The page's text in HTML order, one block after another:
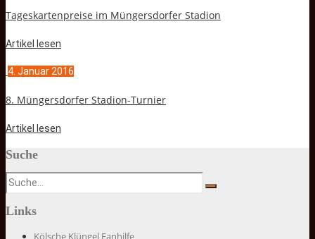
Tageskartenpreise im Müngersdorfer Stadion
Artikel lesen
4. Januar 2016
8. Müngersdorfer Stadion-Turnier
Artikel lesen
Suche
Links
Kölsche Klüngel Fanhilfe